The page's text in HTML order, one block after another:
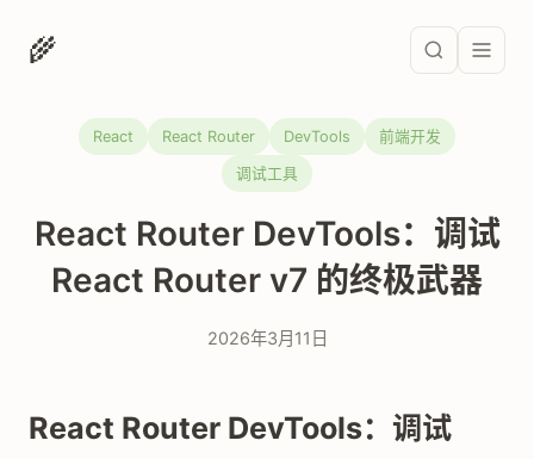
🌾
React React Router DevTools 前端开发
调试工具
React Router DevTools：调试
React Router v7 的终极武器
2026年3月11日
React Router DevTools：调试